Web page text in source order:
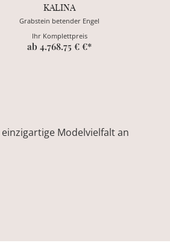
KALINA
Grabstein betender Engel
Ihr Komplettpreis
ab 4.768.75 € €*
Modelvielfalt an